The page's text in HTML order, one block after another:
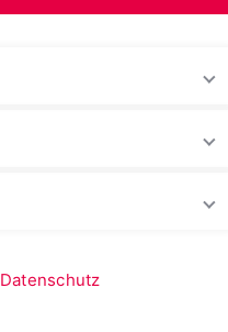
Datenschutz